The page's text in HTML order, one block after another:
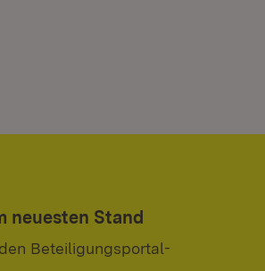
neuesten Stand
Beteiligungsportal-